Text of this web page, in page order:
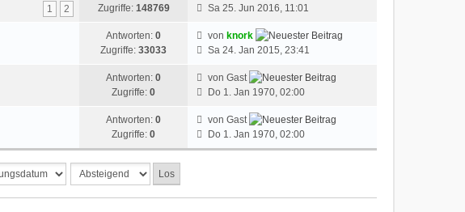
1 2
Zugriffe: 148769
Sa 25. Jun 2016, 11:01
Antworten: 0
Zugriffe: 33033
von knork
Sa 24. Jan 2015, 23:41
Antworten: 0
Zugriffe: 0
von Gast
Do 1. Jan 1970, 02:00
Antworten: 0
Zugriffe: 0
von Gast
Do 1. Jan 1970, 02:00